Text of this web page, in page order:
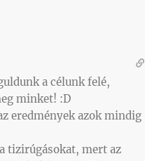
a célunk felé,
minket! :D
eredmények azok mindig
tizirúgásokat, mert az